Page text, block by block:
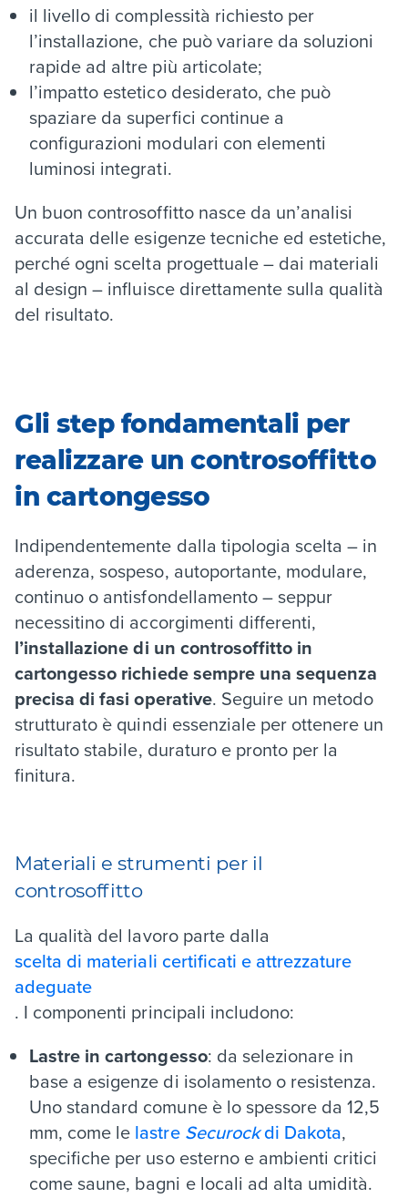
il livello di complessità richiesto per
l’installazione, che può variare da soluzioni
rapide ad altre più articolate;
l’impatto estetico desiderato, che può
spaziare da superfici continue a
configurazioni modulari con elementi
luminosi integrati.
Un buon controsoffitto nasce da un’analisi
accurata delle esigenze tecniche ed estetiche,
perché ogni scelta progettuale – dai materiali
al design – influisce direttamente sulla qualità
del risultato.
Gli step fondamentali per
realizzare un controsoffitto
in cartongesso
Indipendentemente dalla tipologia scelta – in
aderenza, sospeso, autoportante, modulare,
continuo o antisfondellamento – seppur
necessitino di accorgimenti differenti,
l’installazione di un controsoffitto in
cartongesso richiede sempre una sequenza
precisa di fasi operative. Seguire un metodo
strutturato è quindi essenziale per ottenere un
risultato stabile, duraturo e pronto per la
finitura.
Materiali e strumenti per il
controsoffitto
La qualità del lavoro parte dalla
scelta di materiali certificati e attrezzature
adeguate
. I componenti principali includono:
Lastre in cartongesso: da selezionare in
base a esigenze di isolamento o resistenza.
Uno standard comune è lo spessore da 12,5
mm, come le lastre Securockdi Dakota,
specifiche per uso esterno e ambienti critici
come saune, bagni e locali ad alta umidità.